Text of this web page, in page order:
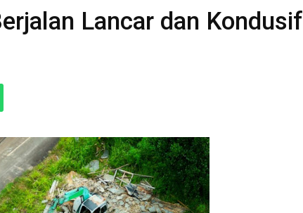
Lancar dan Kondusif